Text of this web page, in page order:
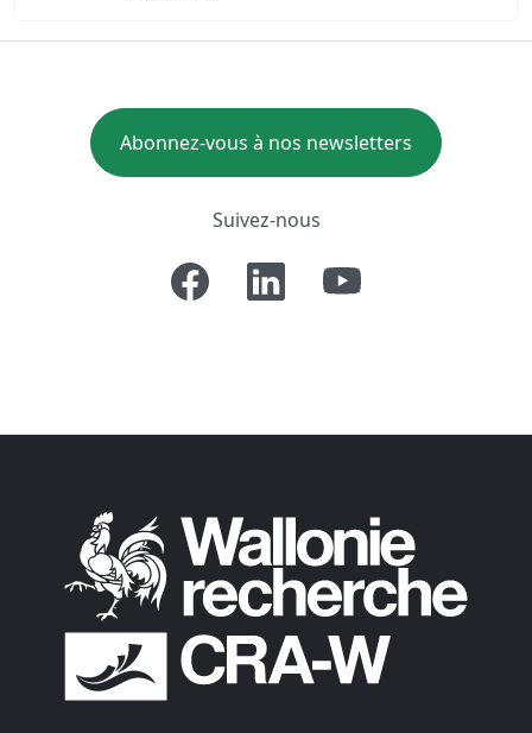
Abonnez-vous à nos newsletters
Suivez-nous